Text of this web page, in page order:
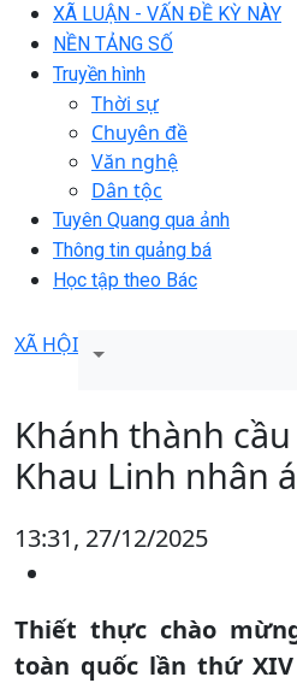
XÃ LUẬN - VẤN ĐỀ KỲ NÀY
NỀN TẢNG SỐ
Truyền hình
Thời sự
Chuyên đề
Văn nghệ
Dân tộc
Tuyên Quang qua ảnh
Thông tin quảng bá
Học tập theo Bác
XÃ HỘI
Khánh thành
Khau Linh nhân
13:31, 27/12/2025
Thiết thực chào
toàn quốc lần thứ